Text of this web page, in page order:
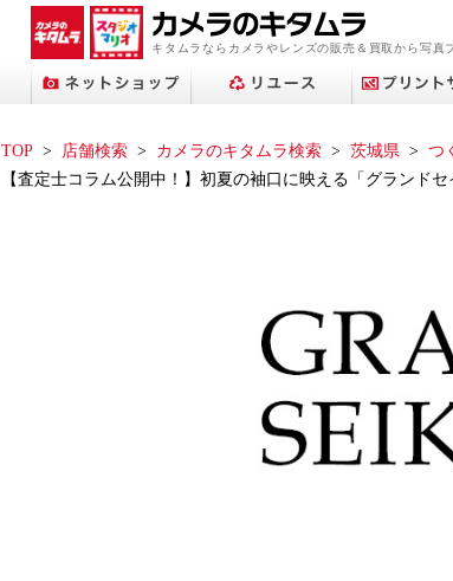
キタムラならカメラやレンズの販売＆買取から写真
生活/家事家電
ブランド品・貴
を売りたい
カレンダー
故障かな？と思
フォトブックリ
撮影の流れ
カメラ買取
TOP 店舗検索 カメラのキタムラ検索 茨城県 つ
【査定士コラム公開中！】初夏の袖口に映える「グランドセ